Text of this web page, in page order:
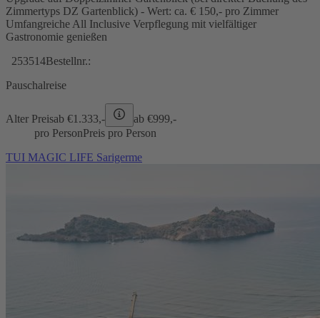
Zimmertyps DZ Gartenblick) - Wert: ca. € 150,- pro Zimmer
Umfangreiche All Inclusive Verpflegung mit vielfältiger
Gastronomie genießen
253514Bestellnr.:
Pauschalreise
Alter Preisab €1.333,- ab €999,-
pro PersonPreis pro Person
TUI MAGIC LIFE Sarigerme